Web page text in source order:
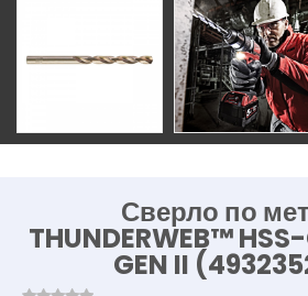
Сверло по
THUNDERWEB™
GEN II